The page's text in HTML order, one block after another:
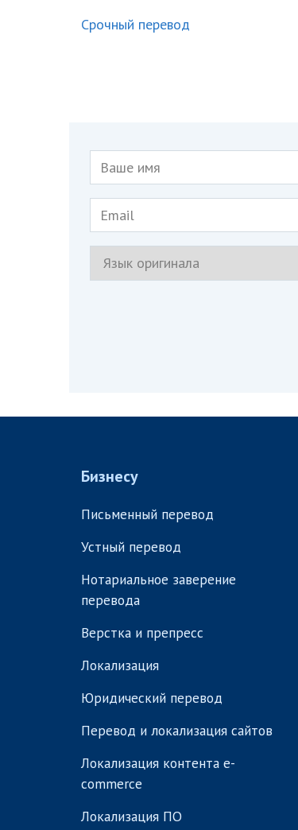
Срочный перевод
Бизнесу
Письменный перевод
Устный перевод
Нотариальное заверение
перевода
Верстка и препресс
Локализация
Юридический перевод
Перевод и локализация сайтов
Локализация контента e-
commerce
Локализация ПО